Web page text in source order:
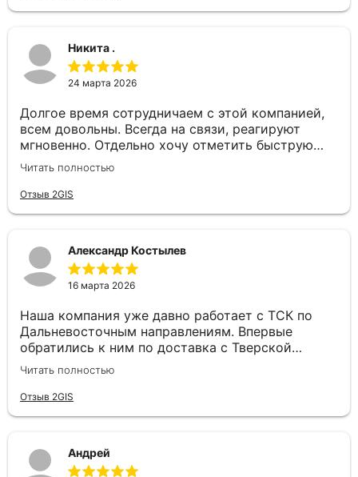
Никита .
24 марта 2026
Долгое время сотрудничаем с этой компанией,
всем довольны. Всегда на связи, реагируют
мгновенно. Отдельно хочу отметить быструю
постановку авто и отличное качество самих
перевозок. Надёжный перевозчик, рекомендуем!
Читать полностью
Отзыв 2GIS
Александр Костылев
16 марта 2026
Наша компания уже давно работает с ТСК по
Дальневосточным направлениям. Впервые
обратились к ним по доставка с Тверской
области до Севастополя, ребята не растерялись.
Все быстро рассчитали, подобрали машину и
доставили оперативно груз. Спасибо большое!
Читать полностью
Отзыв 2GIS
Андрей